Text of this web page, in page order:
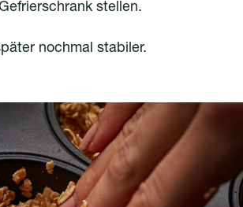
stellen.
nochmal stabiler.